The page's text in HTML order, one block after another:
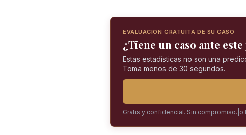
EVALUACIÓN GRATUITA DE SU CASO
¿Tiene un caso ante este
Estas estadísticas no son una
Toma menos de 30 segundos.
Gratis y confidencial. Sin compromiso. o